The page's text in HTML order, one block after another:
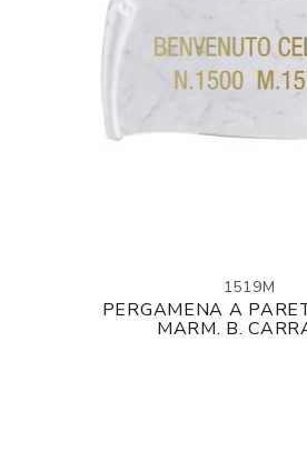
1519M
PERGAMENA A
MARM. B.